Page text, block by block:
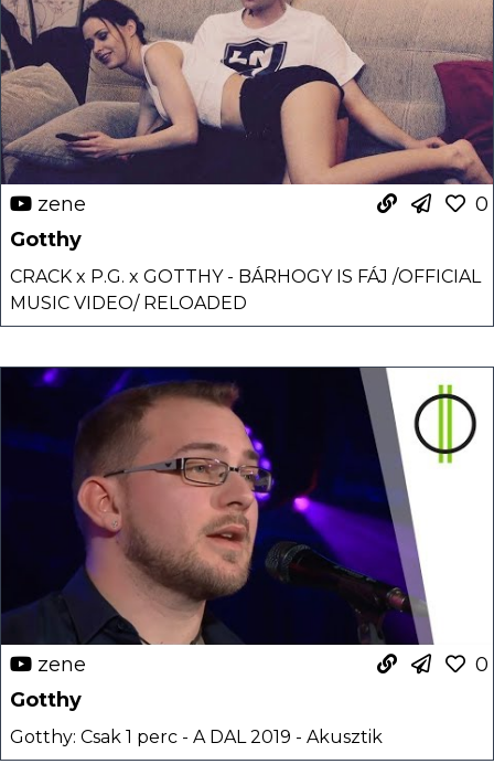
zene
0
Gotthy
CRACK x P.G. x GOTTHY - BÁRHOGY IS FÁJ /OFFICIAL
MUSIC VIDEO/ RELOADED
zene
0
Gotthy
Gotthy: Csak 1 perc - A DAL 2019 - Akusztik